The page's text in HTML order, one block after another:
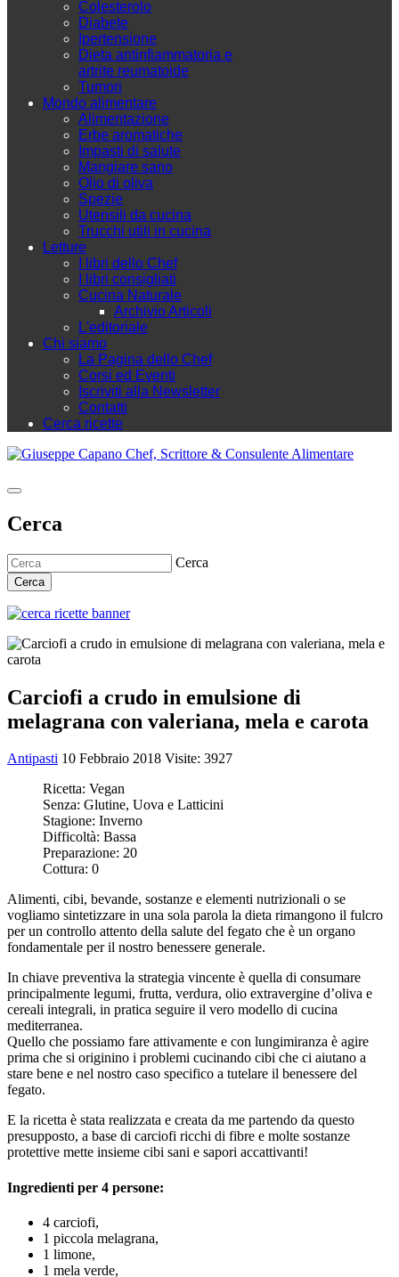
Colesterolo
Diabete
Ipertensione
Dieta antinfiammatoria e
artrite reumatoide
Tumori
Mondo alimentare
Alimentazione
Erbe aromatiche
Impasti di salute
Mangiare sano
Olio di oliva
Spezie
Utensili da cucina
Trucchi utili in cucina
Letture
I libri dello Chef
I libri consigliati
Cucina Naturale
Archivio Articoli
L'editoriale
Chi siamo
La Pagina dello Chef
Corsi ed Eventi
Iscriviti alla Newsletter
Contatti
Cerca ricette
Cerca
Cerca
Cerca
Carciofi a crudo in emulsione di
melagrana con valeriana, mela e carota
Antipasti 10 Febbraio 2018 Visite: 3927
Ricetta: Vegan
Senza: Glutine, Uova e Latticini
Stagione: Inverno
Difficoltà: Bassa
Preparazione: 20
Cottura: 0
Alimenti, cibi, bevande, sostanze e elementi nutrizionali o se
vogliamo sintetizzare in una sola parola la dieta rimangono il fulcro
per un controllo attento della salute del fegato che è un organo
fondamentale per il nostro benessere generale.
In chiave preventiva la strategia vincente è quella di consumare
principalmente legumi, frutta, verdura, olio extravergine d’oliva e
cereali integrali, in pratica seguire il vero modello di cucina
mediterranea.
Quello che possiamo fare attivamente e con lungimiranza è agire
prima che si originino i problemi cucinando cibi che ci aiutano a
stare bene e nel nostro caso specifico a tutelare il benessere del
fegato.
E la ricetta è stata realizzata e creata da me partendo da questo
presupposto, a base di carciofi ricchi di fibre e molte sostanze
protettive mette insieme cibi sani e sapori accattivanti!
Ingredienti per 4 persone:
4 carciofi,
1 piccola melagrana,
1 limone,
1 mela verde,